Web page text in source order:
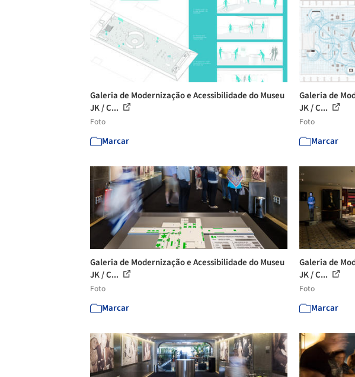
Galeria de Modernização e Acessibilidade do Museu
JK / C...
Foto
Marcar
Galeria de
JK / C...
Foto
Marcar
Galeria de Modernização e Acessibilidade do Museu
JK / C...
Foto
Marcar
Galeria de
JK / C...
Foto
Marcar